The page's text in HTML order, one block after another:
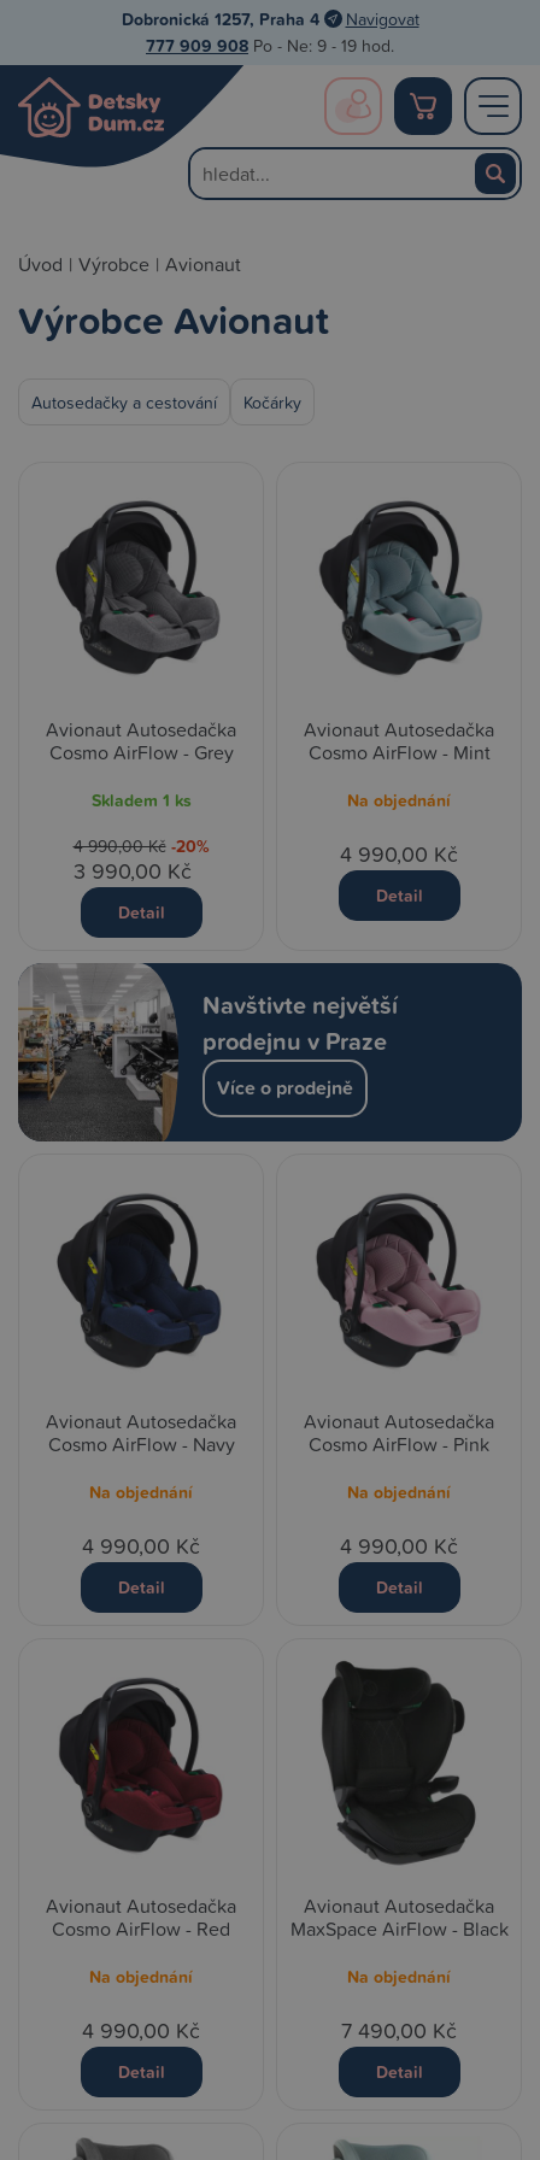
Dobronická 1257, Praha 4 Navigovat
777 909 908 Po - Ne: 9 - 19 hod.
Úvod | Výrobce | Avionaut
Výrobce Avionaut
Autosedačky a cestování Kočárky
Navštivte největší
prodejnu v Praze
Více o prodejně
Avionaut Autosedačka
Cosmo AirFlow - Grey
Skladem 1 ks
4 990,00 Kč -20%
3 990,00 Kč
Detail
Avionaut Autosedačka
Cosmo AirFlow - Mint
Na objednání
4 990,00 Kč
Detail
Avionaut Autosedačka
Cosmo AirFlow - Navy
Na objednání
4 990,00 Kč
Detail
Avionaut Autosedačka
Cosmo AirFlow - Pink
Na objednání
4 990,00 Kč
Detail
Avionaut Autosedačka
Cosmo AirFlow - Red
Na objednání
4 990,00 Kč
Detail
Avionaut Autosedačka
MaxSpace AirFlow - Black
Na objednání
7 490,00 Kč
Detail